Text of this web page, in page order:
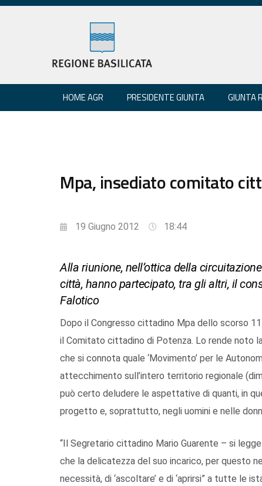
HOME AGR PRESIDENTE GIUNTA GIUNTA
Mpa, insediato comitato
19 Giugno 2012 18:44
Alla riunione, nell’ottica della
città, hanno partecipato, tra gli altri, il
Falotico
Dopo il Congresso cittadino Mpa dello scorso
il Comitato cittadino di Potenza. Lo rende noto
che si connota quale ‘Movimento’ per le
attecchimento sull’intero territorio regionale
può certo deludere le aspettative di quanti, in
progetto e, soprattutto, negli uomini e nelle
“Il Segretario cittadino Mario Guarente – si
che la delicatezza del suo incarico, per questo
necessità, di ‘ascoltare’ e di ‘aprirsi” a tutte le